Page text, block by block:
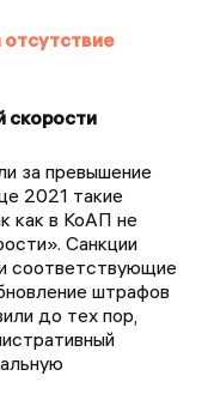
скорости
за превышение
2021 такие
как в КоАП не
Санкции
соответствующие
штрафов
до тех пор,